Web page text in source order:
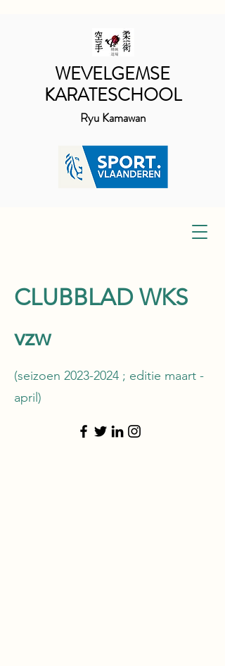
WEVELGEMSE
KARATESCHOOL
Ryu Kamawan
CLUBBLAD WKS
vzw
(seizoen 2023-2024 ; editie maart -
april)